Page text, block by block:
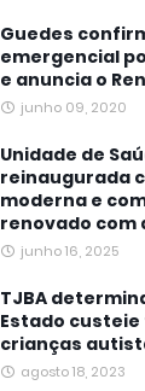
Guedes
emergencial
e anuncia o
junho 09, 2020
Unidade de
reinaugurada
moderna e
renovado com
junho 16, 2025
TJBA
Estado
crianças
agosto 18, 2023